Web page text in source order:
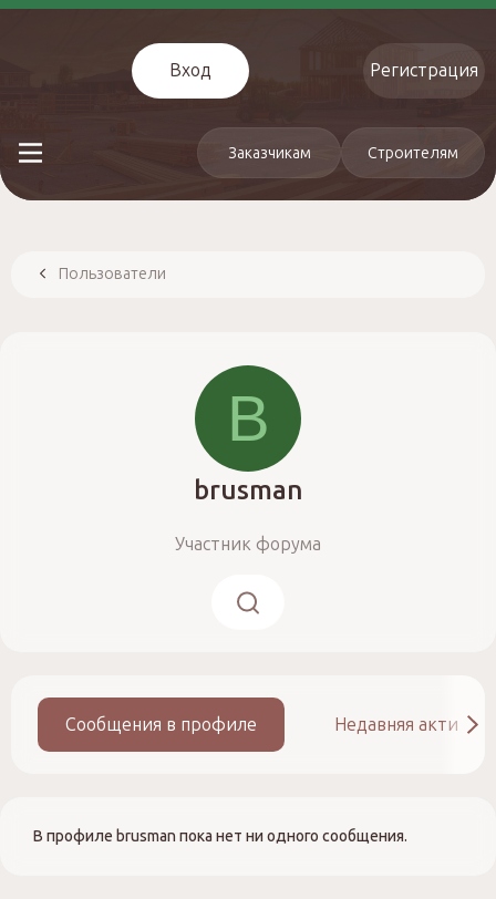
Вход Регистрация
Заказчикам Строителям
Пользователи
B
brusman
Участник форума
Сообщения в профиле Недавняя
В профиле brusman пока нет ни одного сообщения.